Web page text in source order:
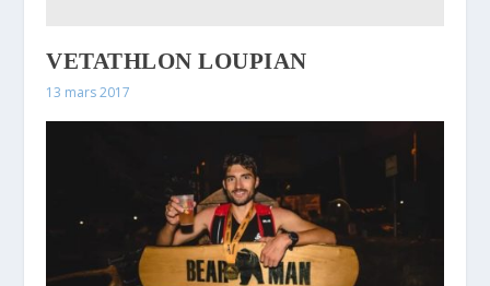
VETATHLON LOUPIAN
13 mars 2017